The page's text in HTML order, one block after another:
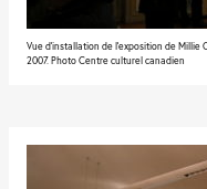
Vue d'installation de l'exposition de Millie
2007. Photo Centre culturel canadien